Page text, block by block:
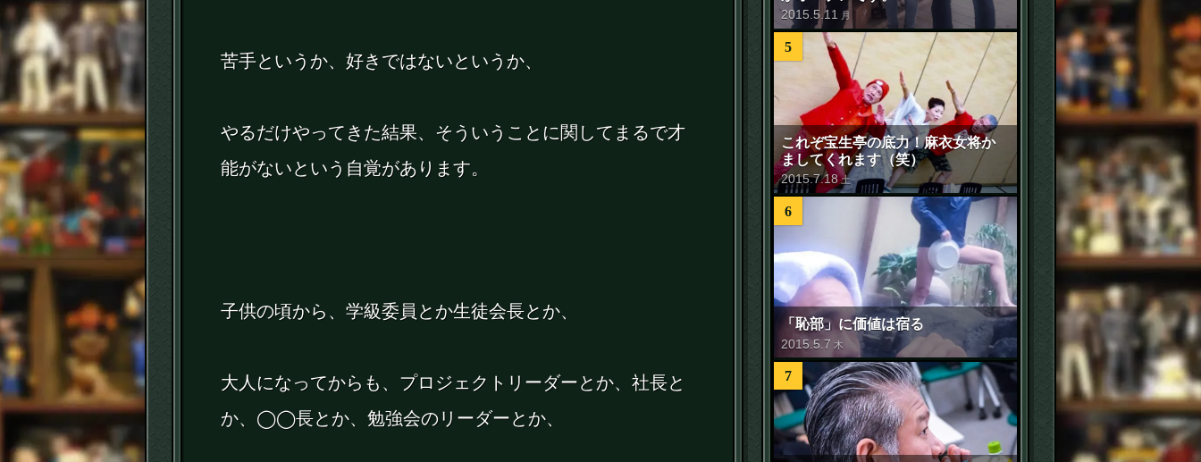
苦手というか、好きではないというか、
やるだけやってきた結果、そういうことに関してまるで才
能がないという自覚があります。
子供の頃から、学級委員とか生徒会長とか、
大人になってからも、プロジェクトリーダーとか、社長と
か、◯◯長とか、勉強会のリーダーとか、
2015 5.11 月
5
これぞ宝生亭の底力！麻衣女将か
ましてくれます（笑）
2015.7.18 土
6
「恥部」に価値は宿る
2015 .5 .7 木
7